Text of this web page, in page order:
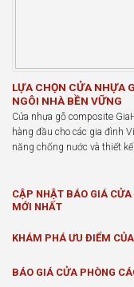
LỰA CHỌN CỬA NHỰA
NGÔI NHÀ BỀN VỮNG
Cửa nhựa gỗ composite
hàng đầu cho các gia đình
năng chống nước và thiết
CẬP NHẬT BÁO GIÁ
MỚI NHẤT
KHÁM PHÁ ƯU ĐIỂM
BÁO GIÁ CỬA PHÒNG